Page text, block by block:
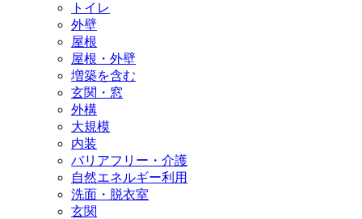
トイレ
外壁
屋根
屋根・外壁
増築を含む
玄関・窓
外構
大規模
内装
バリアフリー・介護
自然エネルギー利用
洗面・脱衣室
玄関